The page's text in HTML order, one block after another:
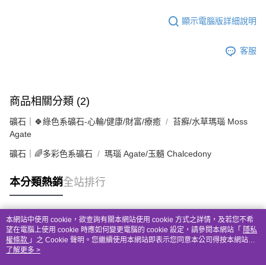
顯示電腦版詳細說明
客服
商品相關分類 (2)
礦石｜🍀綠色系礦石-心輪/健康/財富/療癒
苔癬/水草瑪瑙 Moss
Agate
礦石｜🌈多彩色系礦石 瑪瑙 Agate/玉髓 Chalcedony
本分類熱銷全站排行
熱門標籤
本網站中使用 cookie，欲查詢有關本網站使用 cookie 方式之詳情，及若您不希
望在電腦上使用 cookie 時應如何變更電腦的 cookie 設定，請參閱本網站「 隱私
權條款 」之 Cookie 聲明。您繼續使用本網站即表示您同意本公司得按本網站使
用條款之 Cookie 聲明使用 cookie。
了解更多 >